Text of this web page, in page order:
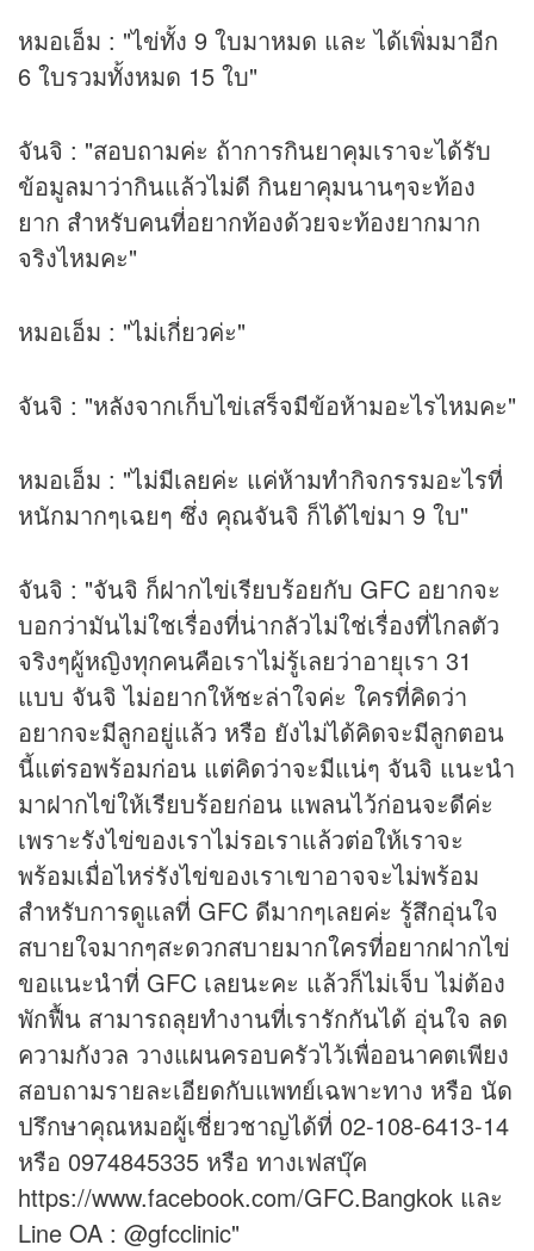
หมอเอ็ม : "ไข่ทั้ง 9 ใบมาหมด และ ได้เพิ่มมาอีก
6 ใบรวมทั้งหมด 15 ใบ"
จันจิ : "สอบถามค่ะ ถ้าการกินยาคุมเราจะได้รับ
ข้อมูลมาว่ากินแล้วไม่ดี กินยาคุมนานๆจะท้อง
ยาก สำหรับคนที่อยากท้องด้วยจะท้องยากมาก
จริงไหมคะ"
หมอเอ็ม : "ไม่เกี่ยวค่ะ"
จันจิ : "หลังจากเก็บไข่เสร็จมีข้อห้ามอะไรไหมคะ"
หมอเอ็ม : "ไม่มีเลยค่ะ แค่ห้ามทำกิจกรรมอะไรที่
หนักมากๆเฉยๆ ซึ่ง คุณจันจิ ก็ได้ไข่มา 9 ใบ"
จันจิ : "จันจิ ก็ฝากไข่เรียบร้อยกับ GFC อยากจะ
บอกว่ามันไม่ใชเรื่องที่น่ากลัวไม่ใช่เรื่องที่ไกลตัว
จริงๆผู้หญิงทุกคนคือเราไม่รู้เลยว่าอายุเรา 31
แบบ จันจิ ไม่อยากให้ชะล่าใจค่ะ ใครที่คิดว่า
อยากจะมีลูกอยู่แล้ว หรือ ยังไม่ได้คิดจะมีลูกตอน
นี้แต่รอพร้อมก่อน แต่คิดว่าจะมีแน่ๆ จันจิ แนะนำ
มาฝากไข่ให้เรียบร้อยก่อน แพลนไว้ก่อนจะดีค่ะ
เพราะรังไข่ของเราไม่รอเราแล้วต่อให้เราจะ
พร้อมเมื่อไหร่รังไข่ของเราเขาอาจจะไม่พร้อม
สำหรับการดูแลที่ GFC ดีมากๆเลยค่ะ รู้สึกอุ่นใจ
สบายใจมากๆสะดวกสบายมากใครที่อยากฝากไข่
ขอแนะนำที่ GFC เลยนะคะ แล้วก็ไม่เจ็บ ไม่ต้อง
พักฟื้น สามารถลุยทำงานที่เรารักกันได้ อุ่นใจ ลด
ความกังวล วางแผนครอบครัวไว้เพื่ออนาคตเพียง
สอบถามรายละเอียดกับแพทย์เฉพาะทาง หรือ นัด
ปรึกษาคุณหมอผู้เชี่ยวชาญได้ที่ 02-108-6413-14
หรือ 0974845335 หรือ ทางเฟสบุ๊ค
https://www.facebook.com/GFC.Bangkok และ
Line OA : @gfcclinic"